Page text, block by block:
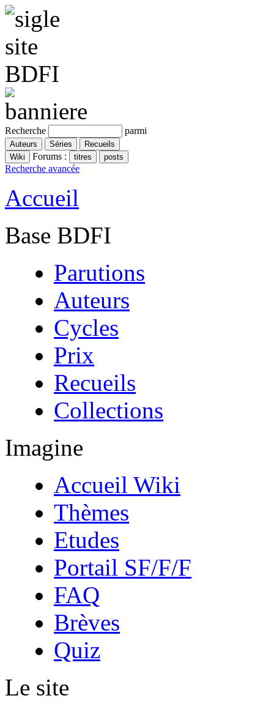
Recherche parmi
Forums :
Recherche avancée
Accueil
Base BDFI
Parutions
Auteurs
Cycles
Prix
Recueils
Collections
Imagine
Accueil Wiki
Thèmes
Etudes
Portail SF/F/F
FAQ
Brèves
Quiz
Le site